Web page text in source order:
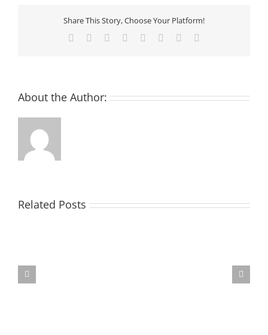
Share This Story, Choose Your Platform!
Facebook Reddit LinkedIn
TumblrPinterest
About the Author:
Related Posts